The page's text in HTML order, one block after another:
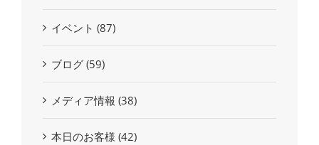
イベント (87)
ブログ (59)
メディア情報 (38)
本日のお客様 (42)